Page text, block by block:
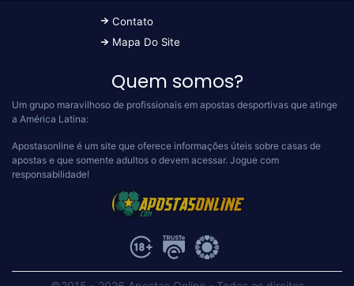
Contato
Mapa Do Site
Quem somos?
Um grupo maravilhoso de profissionais em apostas desportivas que atinge
a América Latina:
Apostasonline é um site que oferece informações úteis sobre casas de
apostas e que somente adultos o devem acessar. Jogue com
responsabilidade!